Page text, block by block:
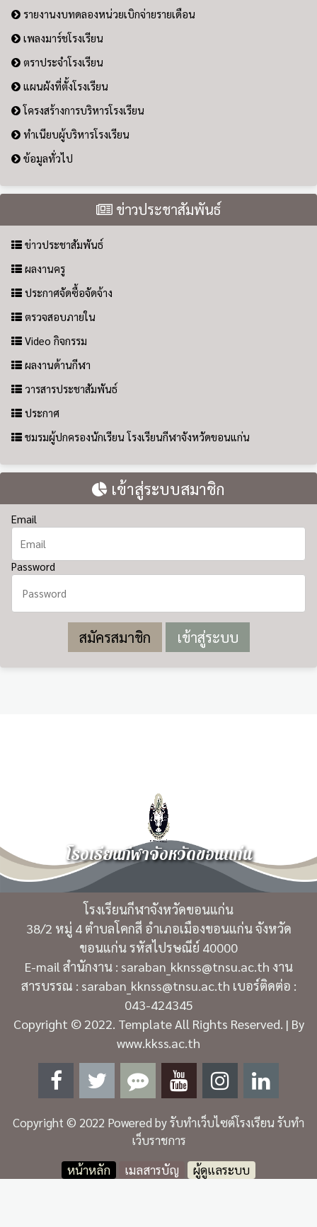
รายงานงบทดลองหน่วยเบิกจ่ายรายเดือน
เพลงมาร์ชโรงเรียน
ตราประจำโรงเรียน
แผนผังที่ตั้งโรงเรียน
โครงสร้างการบริหารโรงเรียน
ทำเนียบผู้บริหารโรงเรียน
ข้อมูลทั่วไป
ข่าวประชาสัมพันธ์
ข่าวประชาสัมพันธ์
ผลงานครู
ประกาศจัดซื้อจัดจ้าง
ตรวจสอบภายใน
Video กิจกรรม
ผลงานด้านกีฬา
วารสารประชาสัมพันธ์
ประกาศ
ชมรมผู้ปกครองนักเรียน โรงเรียนกีฬาจังหวัดขอนแก่น
เข้าสู่ระบบสมาชิก
Email
Password
สมัครสมาชิก
โรงเรียนกีฬาจังหวัดขอนแก่น
โรงเรียนกีฬาจังหวัดขอนแก่น
38/2 หมู่ 4 ตำบลโคกสี อำเภอเมืองขอนแก่น จังหวัด
ขอนแก่น รหัสไปรษณีย์ 40000
E-mail สำนักงาน : saraban_kknss@tnsu.ac.th งาน
สารบรรณ : saraban_kknss@tnsu.ac.th เบอร์ติดต่อ :
043-424345
Copyright © 2022. Template All Rights Reserved. | By
www.kkss.ac.th
Copyright © 2022 Powered byรับทำเว็บไซต์โรงเรียน รับทำ
เว็บราชการ
หน้าหลัก
เมลสารบัญ ผู้ดูแลระบบ